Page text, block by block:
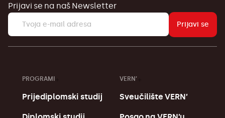
Prijavi se na naš Newsletter
Prijavi se
PROGRAMI
Prijediplomski studij
VERN’
Sveučilište VERN’